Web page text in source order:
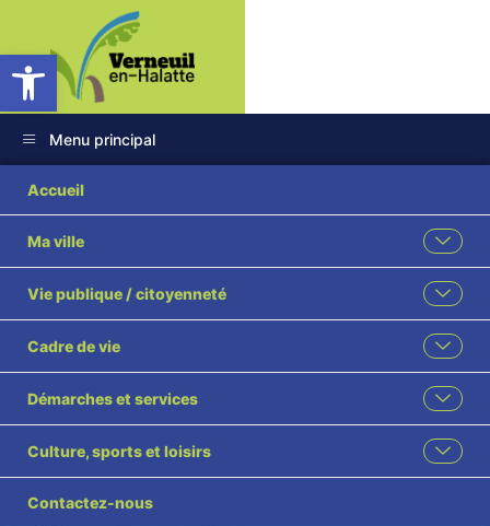
Ouvrir la barre d’outils
Menu principal
Accueil
Ma ville
Vie publique / citoyenneté
Cadre de vie
Démarches et services
Culture, sports et loisirs
Contactez-nous
18 2024 Convention
partenariat BA 110
visé